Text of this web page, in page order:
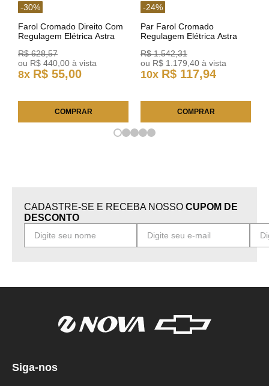
-30%
Farol Cromado Direito Com
Regulagem Elétrica Astra
R$ 628,57
ou R$ 440 00 à vista
8x R$ 55,00
COMPRAR
-24%
Par Farol Cromado
Regulagem Elétrica Astra
R$ 1.542,31
ou R$ 1 179 40 à vista
10x R$ 117,94
COMPRAR
CADASTRE-SE E RECEBA NOSSO CUPOM DE
DESCONTO
Siga-nos